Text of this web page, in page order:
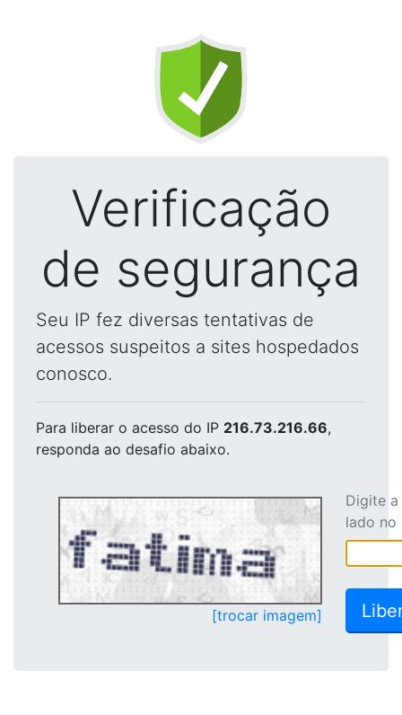
Verificação
de segurança
Seu IP fez diversas tentativas de
acessos suspeitos a sites hospedados
conosco.
Para liberar o acesso do IP 216.73.216.66,
responda ao desafio abaixo.
[trocar imagem]
Digite
lado no